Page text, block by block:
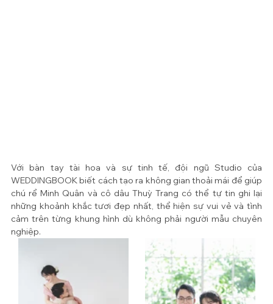
Với bàn tay tài hoa và sự tinh tế, đội ngũ Studio của
WEDDINGBOOK biết cách tạo ra không gian thoải mái để giúp
chú rể Minh Quân và cô dâu Thuỳ Trang có thể tự tin ghi lại
những khoảnh khắc tươi đẹp nhất, thể hiện sự vui vẻ và tình
cảm trên từng khung hình dù không phải người mẫu chuyên
nghiệp.